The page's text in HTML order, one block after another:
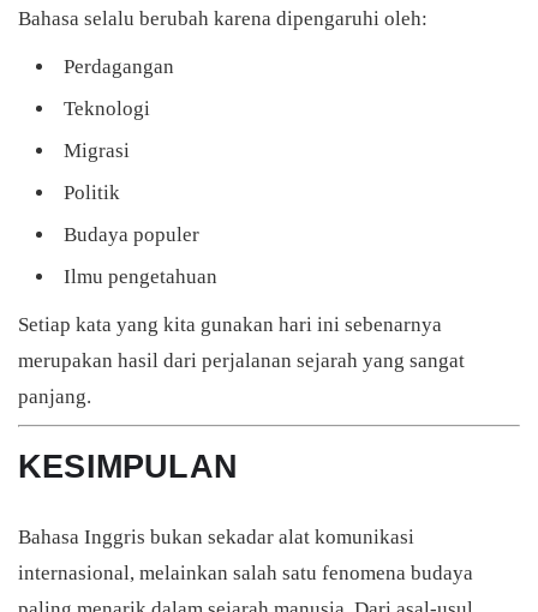
Bahasa selalu berubah karena dipengaruhi oleh:
Perdagangan
Teknologi
Migrasi
Politik
Budaya populer
Ilmu pengetahuan
Setiap kata yang kita gunakan hari ini sebenarnya
merupakan hasil dari perjalanan sejarah yang sangat
panjang.
KESIMPULAN
Bahasa Inggris bukan sekadar alat komunikasi
internasional, melainkan salah satu fenomena budaya